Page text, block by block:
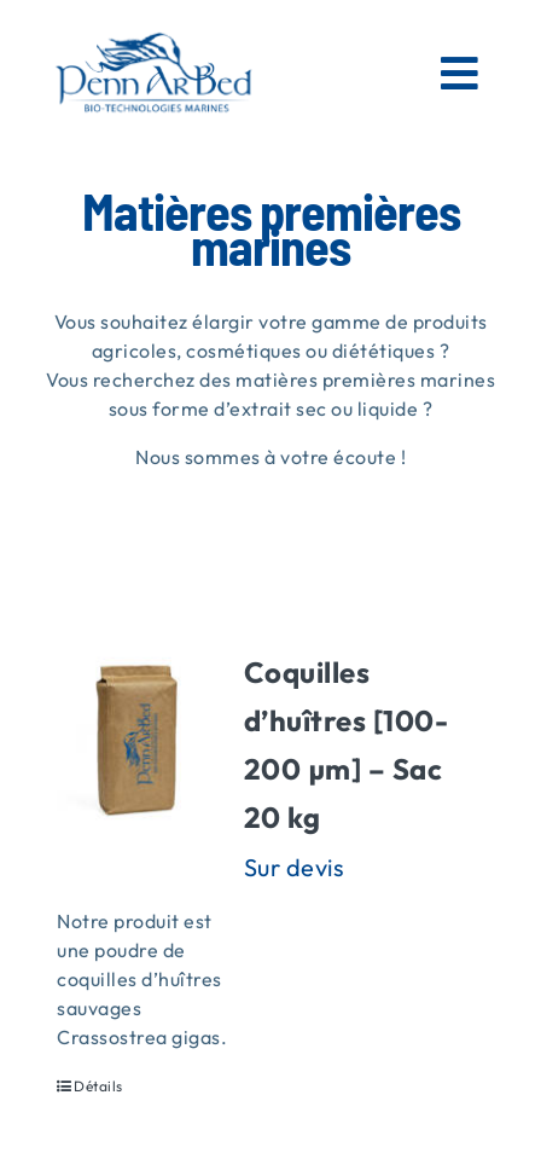
contenu
AGRICOLE
MATIÈRES PREMIÈRES MARINES
CONTACT
Matières premières
marines
Vous souhaitez élargir votre gamme de produits
agricoles, cosmétiques ou diététiques ?
Vous recherchez des matières premières marines
sous forme d’extrait sec ou liquide ?
Nous sommes à votre écoute !
Coquilles
d’huîtres [100-
200 µm] – Sac
20 kg
Notre produit est
une poudre de
coquilles d’huîtres
sauvages
Crassostrea gigas.
Détails